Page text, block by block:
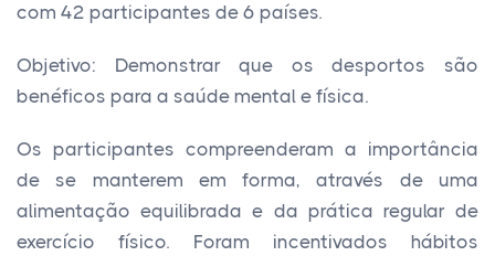
com 42 participantes de 6 países.
Objetivo: Demonstrar que os desportos são
benéficos para a saúde mental e física.
Os participantes compreenderam a importância
de se manterem em forma, através de uma
alimentação equilibrada e da prática regular de
exercício físico. Foram incentivados hábitos